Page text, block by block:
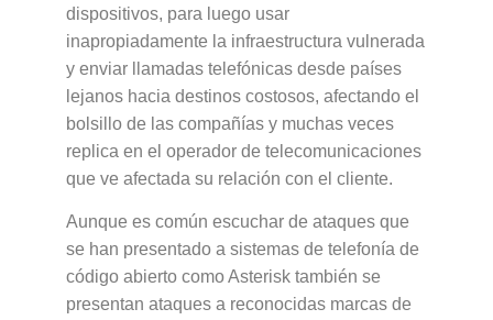
dispositivos, para luego usar
inapropiadamente la infraestructura vulnerada
y enviar llamadas telefónicas desde países
lejanos hacia destinos costosos, afectando el
bolsillo de las compañías y muchas veces
replica en el operador de telecomunicaciones
que ve afectada su relación con el cliente.
Aunque es común escuchar de ataques que
se han presentado a sistemas de telefonía de
código abierto como Asterisk también se
presentan ataques a reconocidas marcas de